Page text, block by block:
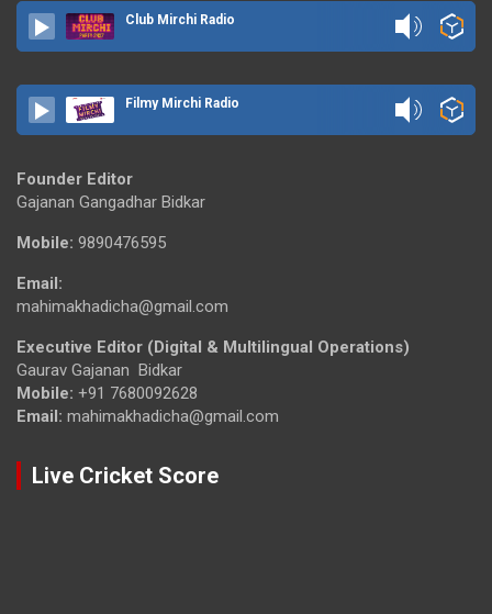
Club Mirchi Radio
Filmy Mirchi Radio
Founder Editor
Gajanan Gangadhar Bidkar
Mobile: 9890476595
Email:
mahimakhadicha@gmail.com
Executive Editor (Digital & Multilingual Operations)
Gaurav Gajanan Bidkar
Mobile: +91 7680092628
Email: mahimakhadicha@gmail.com
Live Cricket Score